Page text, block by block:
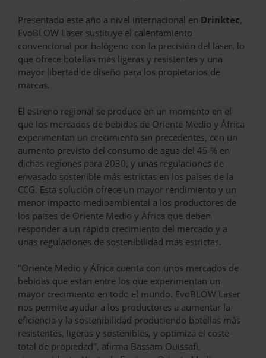
Presentado este año a nivel internacional en Drinktec,
EvoBLOW Laser sustituye el calentamiento
convencional por halógeno con la precisión del láser, lo
que ofrece botellas más ligeras y resistentes y una
mayor libertad de diseño para los propietarios de
marcas.
El estreno regional se produce en un momento en el
que los mercados de bebidas de Oriente Medio y África
experimentan un crecimiento sin precedentes, con un
aumento previsto del consumo de agua del 45 % en
dichas regiones para 2030, y unas regulaciones de
envasado sostenible más estrictas en los países de la
CCG. Esta solución ofrece un mayor rendimiento y un
menor impacto medioambiental a los productores de
los países de Oriente Medio y África que deben
responder a un rápido crecimiento del mercado y a
unas regulaciones de sostenibilidad más estrictas.
"Oriente Medio y África cuenta con unos mercados de
bebidas que están entre los que experimentan un
mayor crecimiento en todo el mundo. EvoBLOW Laser
nos permite ayudar a los productores a aumentar la
eficiencia y la sostenibilidad produciendo botellas más
resistentes, ligeras y sostenibles, y optimiza el coste
total de propiedad", afirma Bassam Ouissafi,